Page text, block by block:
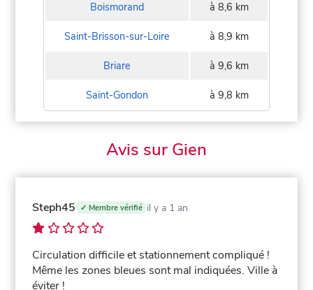
Boismorand à 8,6 km
Saint-Brisson-sur-Loire à 8,9 km
Briare à 9,6 km
Saint-Gondon à 9,8 km
Avis sur Gien
Steph45 ✓ Membre vérifié il y a 1 an
Circulation difficile et stationnement compliqué !
Même les zones bleues sont mal indiquées. Ville à
éviter !